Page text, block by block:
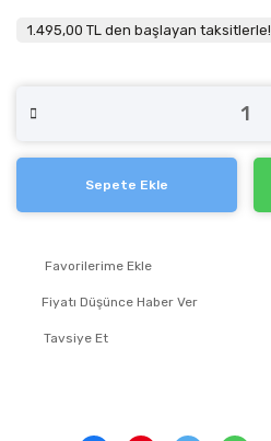
1.495,00 TL den başlayan taksitlerle!
Sepete Ekle
Fiyatı Düşünce Haber Ver
Tavsiye Et